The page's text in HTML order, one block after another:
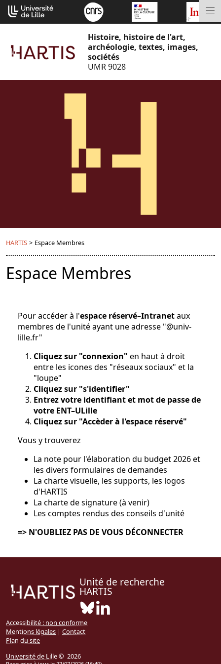
Aller
au
contenu
Histoire, histoire de l'art,
archéologie, textes, images,
sociétés
UMR 9028
HARTIS > Espace Membres
Espace Membres
Pour accéder à l'espace réservé–Intranetaux
membres de l'unité ayant une adresse "@univ-
lille.fr"
Cliquez sur "connexion" en haut à droit
entre les icones des "réseaux sociaux" et la
"loupe"
Cliquez sur "s'identifier"
Entrez votre identifiant et mot de passe de
votre ENT–ULille
Cliquez sur "Accèder à l'espace réservé"
Vous y trouverez
La note pour l'élaboration du budget 2026 et
les divers formulaires de demandes
La charte visuelle, les supports, les logos
d'HARTIS
La charte de signature (à venir)
Les comptes rendus des conseils d'unité
=> N'OUBLIEZ PAS DE VOUS DÉCONNECTER
Unité de recherche
HARTIS
Bluesky ( Nouvelle fenêtre)
Accessibilité : non conforme
Mentions légales | Contact
Plan du site
Université de Lille© 2026
Cookies management panel